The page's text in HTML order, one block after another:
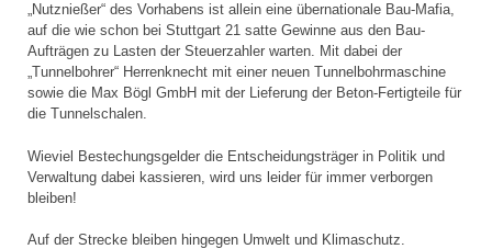
„Nutznießer“ des Vorhabens ist allein eine übernationale Bau-Mafia,
auf die wie schon bei Stuttgart 21 satte Gewinne aus den Bau-
Aufträgen zu Lasten der Steuerzahler warten. Mit dabei der
„Tunnelbohrer“ Herrenknecht mit einer neuen Tunnelbohrmaschine
sowie die Max Bögl GmbH mit der Lieferung der Beton-Fertigteile für
die Tunnelschalen.
Wieviel Bestechungsgelder die Entscheidungsträger in Politik und
Verwaltung dabei kassieren, wird uns leider für immer verborgen
bleiben!
Auf der Strecke bleiben hingegen Umwelt und Klimaschutz.